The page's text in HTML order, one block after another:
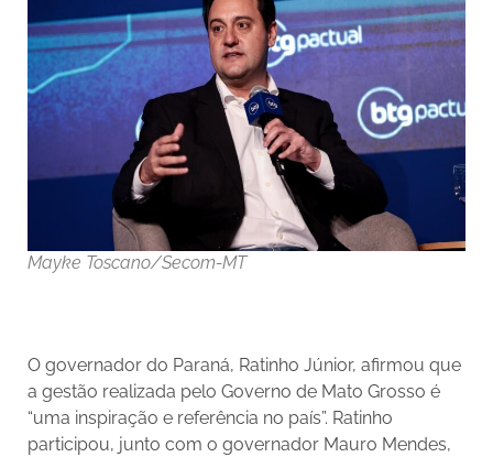
Mayke Toscano/Secom-MT
O governador do Paraná, Ratinho Júnior, afirmou que
a gestão realizada pelo Governo de Mato Grosso é
“uma inspiração e referência no país”. Ratinho
participou, junto com o governador Mauro Mendes,